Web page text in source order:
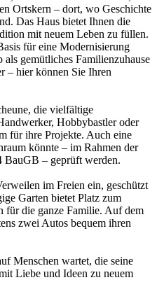
Ortskern – dort, wo Geschichte
Das Haus bietet Ihnen die
mit neuem Leben zu füllen.
für eine Modernisierung
gemütliches Familienzuhause
– hier können Sie Ihren
die vielfältige
Hobbybastler oder
für ihre Projekte. Auch eine
könnte – im Rahmen der
BauGB – geprüft werden.
im Freien ein, geschützt
Garten bietet Platz zum
für die ganze Familie. Auf dem
zwei Autos bequem ihren
Menschen wartet, die seine
Liebe und Ideen zu neuem